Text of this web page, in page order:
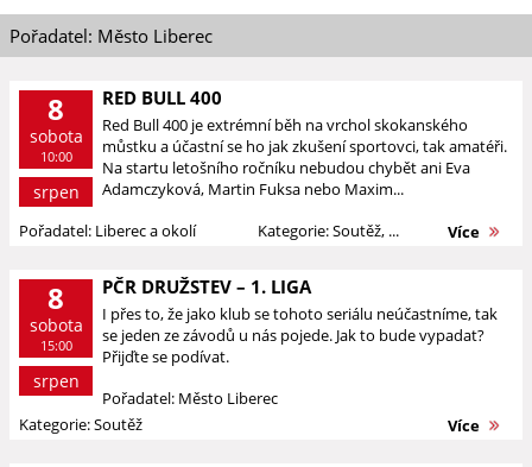
Pořadatel: Město Liberec
8
sobota
10:00
srpen
RED BULL 400
Red Bull 400 je extrémní běh na vrchol skokanského
můstku a účastní se ho jak zkušení sportovci, tak amatéři.
Na startu letošního ročníku nebudou chybět ani Eva
Adamczyková, Martin Fuksa nebo Maxim...
Pořadatel: Liberec a okolí
Kategorie: Soutěž, ... Více
8
sobota
15:00
srpen
PČR DRUŽSTEV – 1. LIGA
I přes to, že jako klub se tohoto seriálu neúčastníme, tak
se jeden ze závodů u nás pojede. Jak to bude vypadat?
Přijďte se podívat.
Pořadatel: Město Liberec
Kategorie: Soutěž
Více